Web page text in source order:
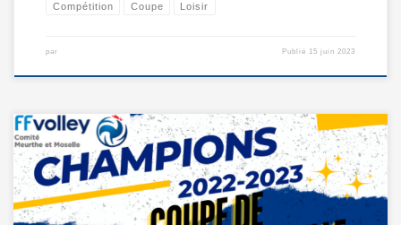
Compétition Coupe Loisir
par Publié 15 juin 2023
La Coupe Féminine de Meurthe-Moselle est une compétition annuelle qui